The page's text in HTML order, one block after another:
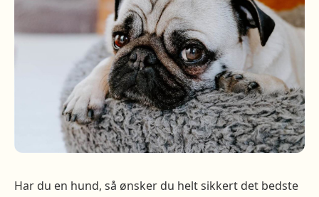
Har du en hund, så ønsker du helt sikkert det bedste